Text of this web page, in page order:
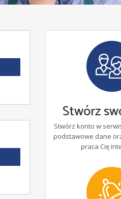
Stwórz
Stwórz konto w
podstawowe dane
praca Cię